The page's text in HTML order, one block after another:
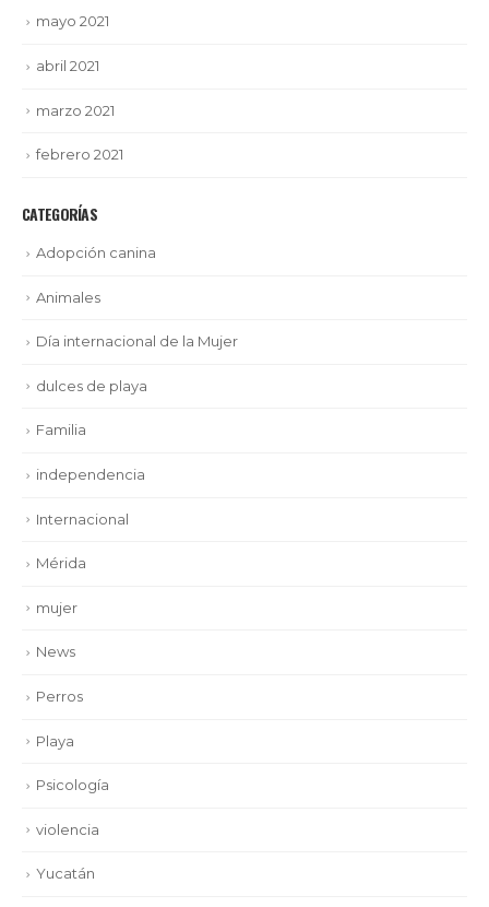
mayo 2021
abril 2021
marzo 2021
febrero 2021
CATEGORÍAS
Adopción canina
Animales
Día internacional de la Mujer
dulces de playa
Familia
independencia
Internacional
Mérida
mujer
News
Perros
Playa
Psicología
violencia
Yucatán